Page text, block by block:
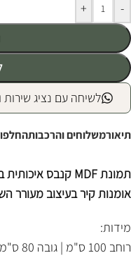
-
+
לשיחה עם נציג שירות
תיאורמשלוחים והרכבות
תמונת MDF קנבס איכותית בשילוב ציור יד בצבעי מדבר.
אומנות קיר בעיצוב מעורר
מידות:
רוחב 100 ס"מ | גובה 80 ס"מ | עומק 3.8 ס"מ